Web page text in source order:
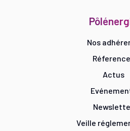
Nos
Actus
Veille